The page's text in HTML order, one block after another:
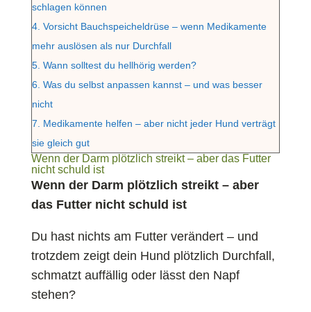
schlagen können
4. Vorsicht Bauchspeicheldrüse – wenn Medikamente
mehr auslösen als nur Durchfall
5. Wann solltest du hellhörig werden?
6. Was du selbst anpassen kannst – und was besser
nicht
7.
Medikamente helfen – aber nicht jeder Hund verträgt
sie gleich gut
Wenn der Darm plötzlich streikt – aber das Futter
nicht schuld ist
Wenn der Darm plötzlich streikt – aber
das Futter nicht schuld ist
Du hast nichts am Futter verändert – und
trotzdem zeigt dein Hund plötzlich Durchfall,
schmatzt auffällig oder lässt den Napf
stehen?